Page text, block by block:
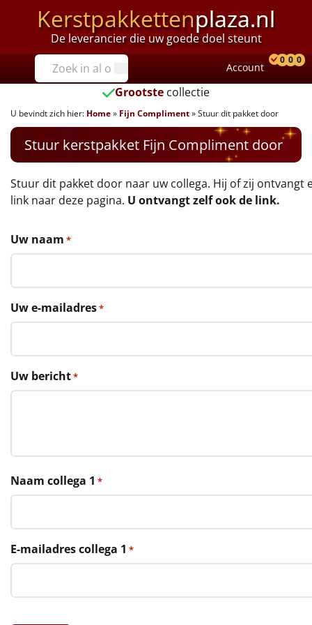
Kerstpakkettenplaza.nl
De leverancier die uw goede doel steunt
Prijzen
Tot €25
€25 tot €35
€35 tot €40
€40 tot €45
€50 tot €55
€55 tot €75
€75 tot €100
€100 en hoger
Alle kerstpakketten 2026
Rituals
Mannen
Account
0 0 0
Grootste collectie
U bevindt zich hier: Home» Fijn Compliment»Stuur dit pakket door
Stuur kerstpakket Fijn Compliment door
Stuur dit pakket door naar uw collega. Hij of zij ontvangt
link naar deze pagina. U ontvangt zelf ook de link.
Uw naam *
Uw e-mailadres*
Uw bericht*
Naam collega 1 *
E-mailadres collega 1 *